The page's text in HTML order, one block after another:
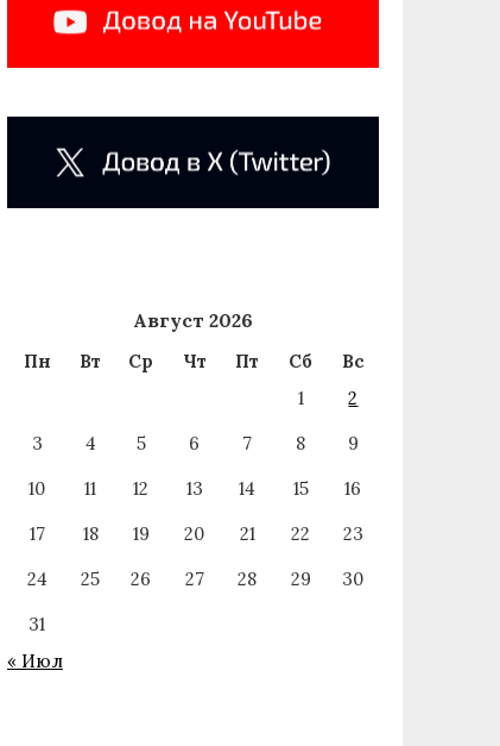
Август 2026
Пн Вт Ср Чт Пт Сб
Вс
1
2
3
4 5 6 7 8
9
10
11 12 13 14 15
16
17
18 19 20 21 22
23
24
25 26 27 28 29
30
31
« Июл